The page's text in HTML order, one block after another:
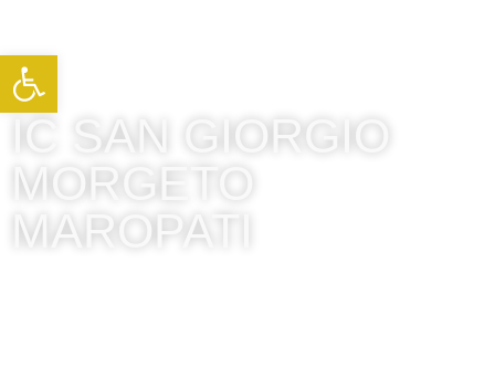
IC SAN GIORGIO
MORGETO
MAROPATI
Apri la barra degli strumenti